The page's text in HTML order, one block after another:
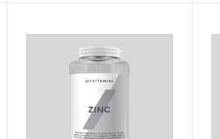
Купить в 1 клик
Сравнение
Недоступно